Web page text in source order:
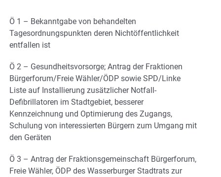
Ö 1 – Bekanntgabe von behandelten
Tagesordnungspunkten deren Nichtöffentlichkeit
entfallen ist
Ö 2 – Gesundheitsvorsorge; Antrag der Fraktionen
Bürgerforum/Freie Wähler/ÖDP sowie SPD/Linke
Liste auf Installierung zusätzlicher Notfall-
Defibrillatoren im Stadtgebiet, besserer
Kennzeichnung und Optimierung des Zugangs,
Schulung von interessierten Bürgern zum Umgang mit
den Geräten
Ö 3 – Antrag der Fraktionsgemeinschaft Bürgerforum,
Freie Wähler, ÖDP des Wasserburger Stadtrats zur